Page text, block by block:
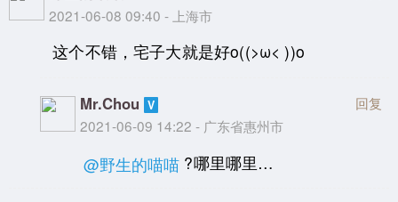
2021-06-08 09:40 - 上海市
这个不错，宅子大就是好o((>ω< ))o
Mr.Chou
2021-06-09 14:22 - 广东省惠州市
回复
@野生的喵喵 ?哪里哪里…